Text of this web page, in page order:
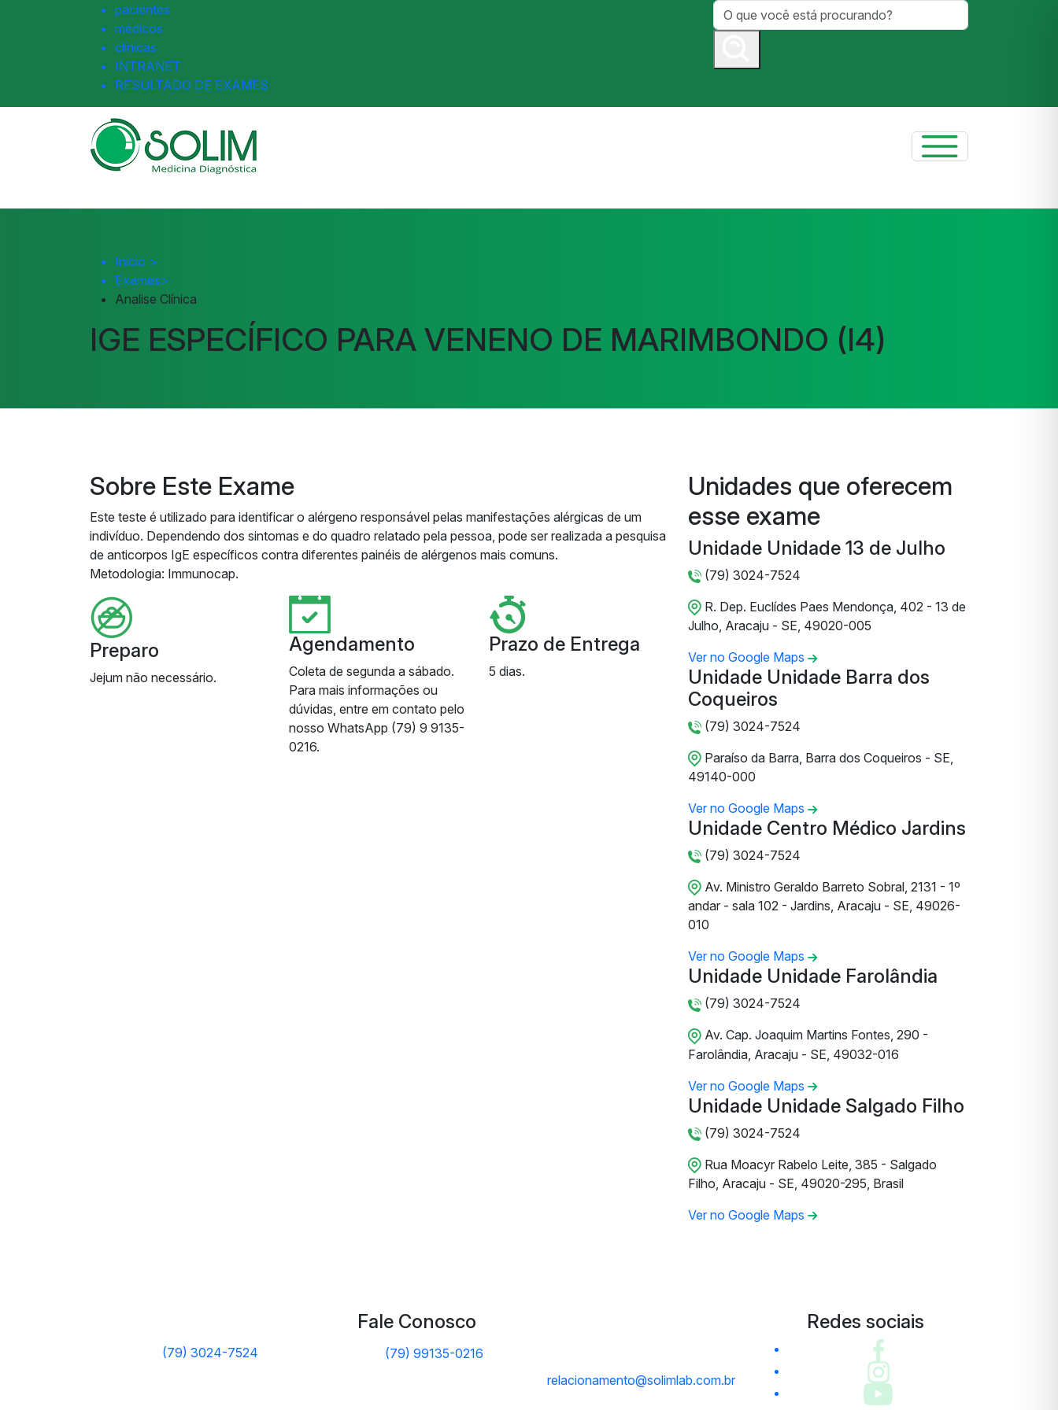
pacientes
médicos
clínicas
INTRANET
RESULTADO DE EXAMES
Início >
Exames>
Analise Clínica
IGE ESPECÍFICO PARA VENENO DE MARIMBONDO (I4)
Sobre Este Exame
Este teste é utilizado para identificar o alérgeno responsável pelas manifestações alérgicas de um
indivíduo. Dependendo dos sintomas e do quadro relatado pela pessoa, pode ser realizada a pesquisa
de anticorpos IgE específicos contra diferentes painéis de alérgenos mais comuns.
Metodologia: Immunocap.
Preparo
Jejum não necessário.
Agendamento
Coleta de segunda a sábado.
Para mais informações ou
dúvidas, entre em contato pelo
nosso WhatsApp (79) 9 9135-
0216.
Prazo de Entrega
5 dias.
Unidades que oferecem
esse exame
Unidade Unidade 13 de Julho
(79) 3024-7524
R. Dep. Euclídes Paes Mendonça, 402 - 13 de
Julho, Aracaju - SE, 49020-005
Ver no Google Maps
Unidade Unidade Barra dos
Coqueiros
(79) 3024-7524
Paraíso da Barra, Barra dos Coqueiros - SE,
49140-000
Ver no Google Maps
Unidade Centro Médico Jardins
(79) 3024-7524
Av. Ministro Geraldo Barreto Sobral, 2131 - 1º
andar - sala 102 - Jardins, Aracaju - SE, 49026-
010
Ver no Google Maps
Unidade Unidade Farolândia
(79) 3024-7524
Av. Cap. Joaquim Martins Fontes, 290 -
Farolândia, Aracaju - SE, 49032-016
Ver no Google Maps
Unidade Unidade Salgado Filho
(79) 3024-7524
Rua Moacyr Rabelo Leite, 385 - Salgado
Filho, Aracaju - SE, 49020-295, Brasil
Ver no Google Maps
Fale Conosco
(79) 3024-7524
(79) 99135-0216
relacionamento@solimlab.com.br
Redes sociais